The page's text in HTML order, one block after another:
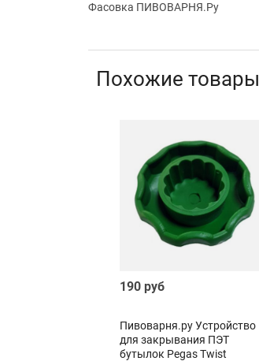
Фасовка ПИВОВАРНЯ.Ру
Похожие товары
190 руб
Пивоварня.ру Устройство
для закрывания ПЭТ
бутылок Pegas Twist